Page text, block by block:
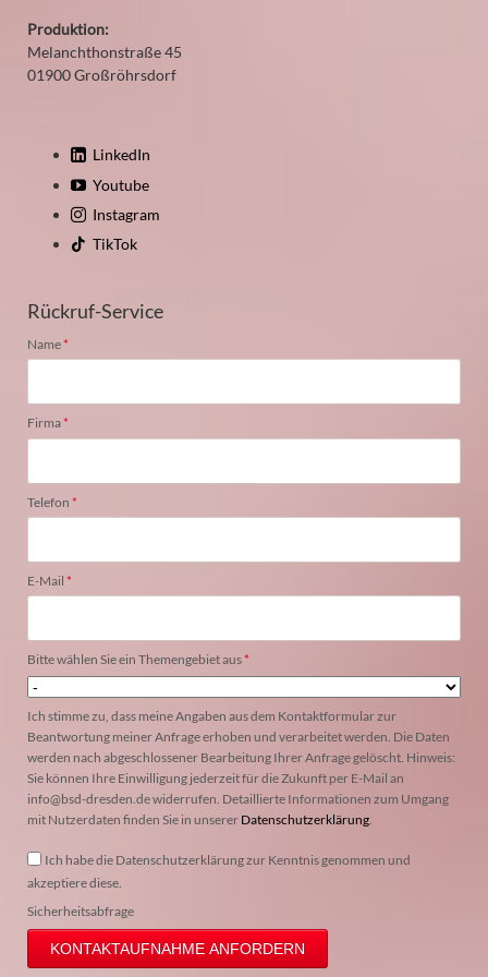
Produktion:
Melanchthonstraße 45
01900 Großröhrsdorf
LinkedIn
Youtube
Instagram
TikTok
Rückruf-Service
Pflichtfeld
Name*
Pflichtfeld
Firma*
Pflichtfeld
Telefon *
Pflichtfeld
E-Mail *
Pflichtfeld
Bitte wählen Sie ein Themengebiet aus*
Ich stimme zu, dass meine Angaben aus dem Kontaktformular zur
Beantwortung meiner Anfrage erhoben und verarbeitet werden. Die Daten
werden nach abgeschlossener Bearbeitung Ihrer Anfrage gelöscht. Hinweis:
Sie können Ihre Einwilligung jederzeit für die Zukunft per E-Mail an
info@bsd-dresden.de widerrufen. Detaillierte Informationen zum Umgang
mit Nutzerdaten finden Sie in unserer Datenschutzerklärung.
Ich habe die Datenschutzerklärung zur Kenntnis genommen und
akzeptiere diese.
Sicherheitsabfrage
KONTAKTAUFNAHME ANFORDERN